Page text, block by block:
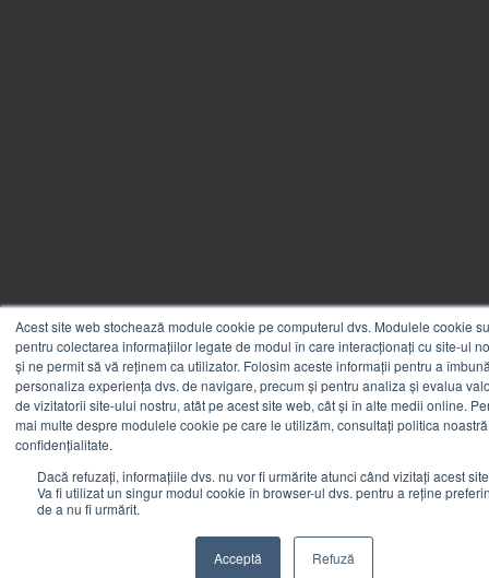
Acest site web stochează module cookie pe computerul dvs. Modulele cookie
pentru colectarea informațiilor legate de modul în care interacționați cu site-ul
și ne permit să vă reținem ca utilizator. Folosim aceste informații pentru a
personaliza experiența dvs. de navigare, precum și pentru analiza și evalua
de vizitatorii site-ului nostru, atât pe acest site web, cât și în alte medii online.
mai multe despre modulele cookie pe care le utilizăm, consultați politica
confidențialitate.
Dacă refuzați, informațiile dvs. nu vor fi urmărite atunci când vizitați acest
Va fi utilizat un singur modul cookie în browser-ul dvs. pentru a reține
de a nu fi urmărit.
Acceptă Refuză